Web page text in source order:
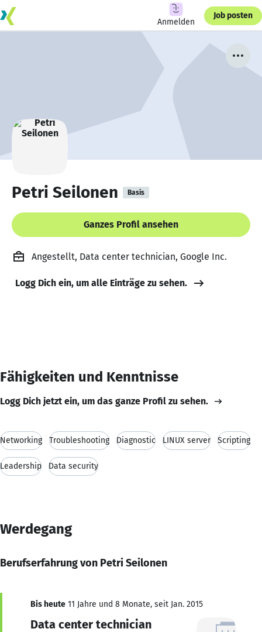
Anmelden
Job posten
Petri Seilonen Basis
Ganzes Profil ansehen
Angestellt, Data center technician, Google Inc.
Logg Dich ein, um alle Einträge zu sehen.
Fähigkeiten und Kenntnisse
Logg Dich jetzt ein, um das ganze Profil zu sehen.
Networking Troubleshooting Diagnostic LINUX server Scripting
Leadership Data security
Werdegang
Berufserfahrung von Petri Seilonen
Bis heute 11 Jahre und 8 Monate, seit Jan. 2015
Data center technician